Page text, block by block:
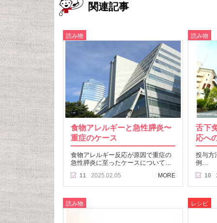
関連記事
読み物
食物アレルギーと急性膵炎〜
重症のケース
食物アレルギー反応が原因で重症の
急性膵炎に至ったケースについて…
11 2025.02.05 MORE
読み物
舌下
応へ
投与方
例…
10
読み物 レシピ